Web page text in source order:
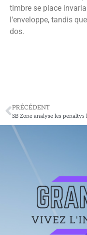
timbre se place
l'enveloppe, tandis
dos.
PRÉCÉDENT